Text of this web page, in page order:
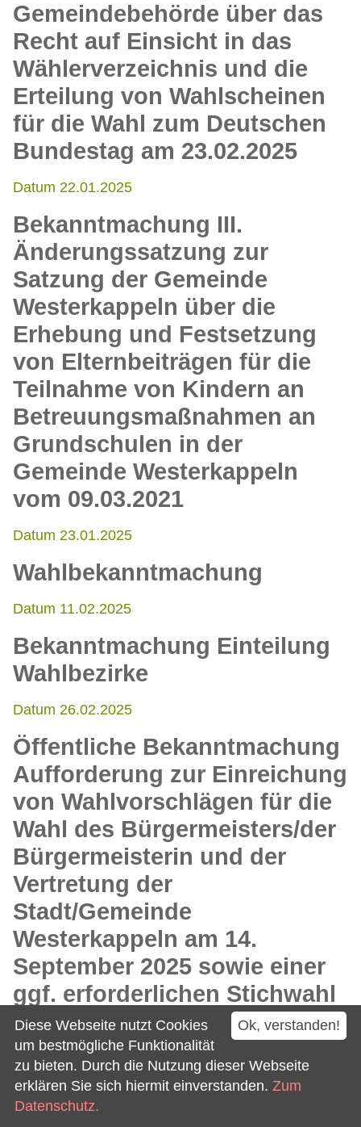
Gemeindebehörde über das
Recht auf Einsicht in das
Wählerverzeichnis und die
Erteilung von Wahlscheinen
für die Wahl zum Deutschen
Bundestag am 23.02.2025
Datum 22.01.2025
Bekanntmachung III.
Änderungssatzung zur
Satzung der Gemeinde
Westerkappeln über die
Erhebung und Festsetzung
von Elternbeiträgen für die
Teilnahme von Kindern an
Betreuungsmaßnahmen an
Grundschulen in der
Gemeinde Westerkappeln
vom 09.03.2021
Datum 23.01.2025
Wahlbekanntmachung
Datum 11.02.2025
Bekanntmachung Einteilung
Wahlbezirke
Datum 26.02.2025
Öffentliche Bekanntmachung
Aufforderung zur Einreichung
von Wahlvorschlägen für die
Wahl des Bürgermeisters/der
Bürgermeisterin und der
Vertretung der
Stadt/Gemeinde
Westerkappeln am 14.
September 2025 sowie einer
ggf. erforderlichen Stichwahl
am 28. September 2025
Datum 03.04.2025
Bekanntmachung
Ok, verstanden!
Diese Webseite nutzt Cookies
um bestmögliche Funktionalität
zu bieten. Durch die Nutzung dieser Webseite
erklären Sie sich hiermit einverstanden. Zum
Datenschutz.